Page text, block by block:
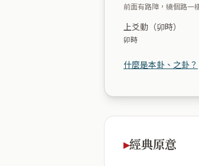
前面有路障，繞個路一
上爻動（卯時）
卯時
什麼是本卦、之卦？
經典原意